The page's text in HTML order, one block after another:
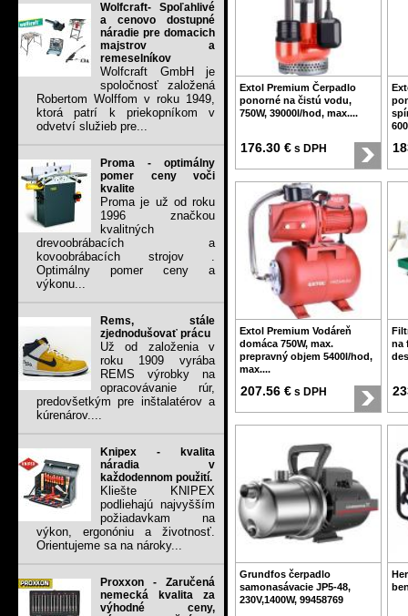
Wolfcraft- Spoľahlivé
a cenovo dostupné
náradie pre domacich
majstrov a
remeselníkov
Wolfcraft GmbH je
spoločnosť založená
Robertom Wolffom v roku 1949,
ktorá patrí k priekopníkom v
odvetví služieb pre...
Proma - optimálny
pomer ceny voči
kvalite
Proma je už od roku
1996 značkou
kvalitných
drevoobrábacích a
kovoobrábacích strojov .
Optimálny pomer ceny a
výkonu...
Rems, stále
zjednodušovať prácu
Už od založenia v
roku 1909 vyrába
REMS výrobky na
opracovávanie rúr,
predovšetkým pre inštalatérov a
kúrenárov....
Knipex - kvalita
náradia v
každodennom použití.
Kliešte KNIPEX
podliehajú najvyšším
požiadavkam na
výkon, ergonóniu a životnosť.
Orientujeme sa na nároky...
Proxxon - Zaručená
nemecká kvalita za
výhodné ceny,
Extol Premium Čerpadlo
ponorné na čistú vodu,
750W, 39000l/hod, max....
176.30 € s DPH
Extol Premium Vodáreň
domáca 750W, max.
prepravný objem 5400l/hod,
max....
207.56 € s DPH
na
Grundfos čerpadlo
samonasávacie JP5-48,
230V,1400W, 99458769